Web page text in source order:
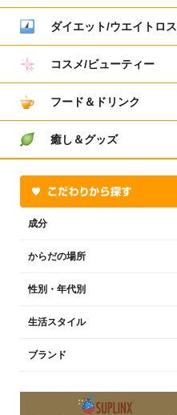
ダイエット/ウエイトロス
コスメ/ビューティー
フード＆ドリンク
癒し＆グッズ
成分
からだの場所
性別・年代別
生活スタイル
ブランド